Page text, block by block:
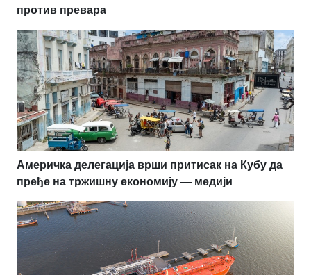
против превара
Америчка делегација врши притисак на Кубу да
пређе на тржишну економију — медији